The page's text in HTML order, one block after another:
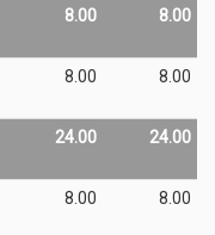
8.00 8.00
8.00 8.00
24.00 24.00
8.00 8.00